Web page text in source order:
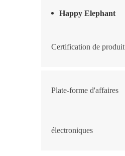
Happy Elephant
Certification de produit
Plate-forme d'affaires
électroniques